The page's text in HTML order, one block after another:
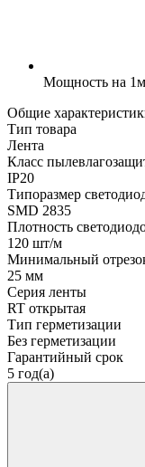
Мощность на 1м
Общие
Тип товара
Лента
Класс
IP20
Типоразмер
SMD 2835
Плотность
120 шт/м
Минимальный
25 мм
Серия ленты
RT открытая
Тип герметизации
Без герметизации
Гарантийный срок
5 год(а)